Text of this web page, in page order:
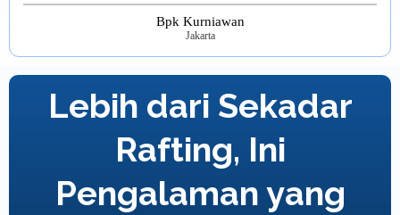
Bpk Kurniawan
Jakarta
Lebih dari Sekadar
Rafting, Ini
Pengalaman yang